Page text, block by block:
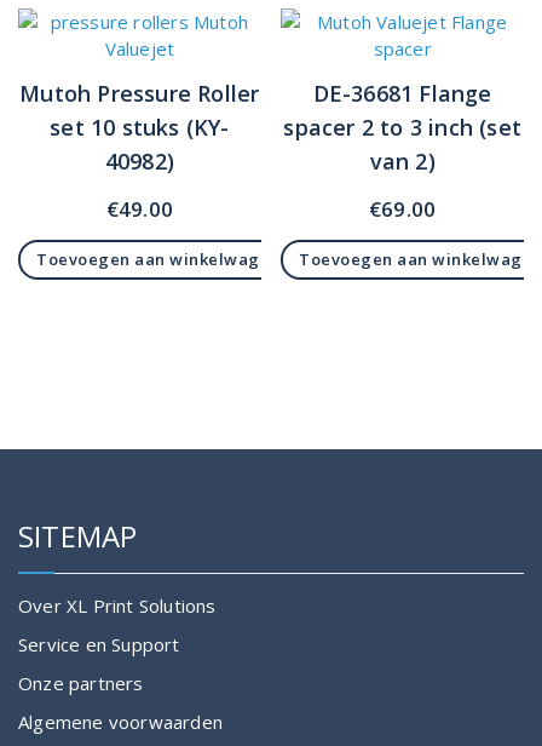
Mutoh Pressure Roller
set 10 stuks (KY-
40982)
€49.00
Toevoegen aan winkelwagen
DE-36681 Flange
spacer 2 to 3 inch (set
van 2)
€69.00
Toevoegen aan winkelwagen
SITEMAP
Over XL Print Solutions
Service en Support
Onze partners
Algemene voorwaarden